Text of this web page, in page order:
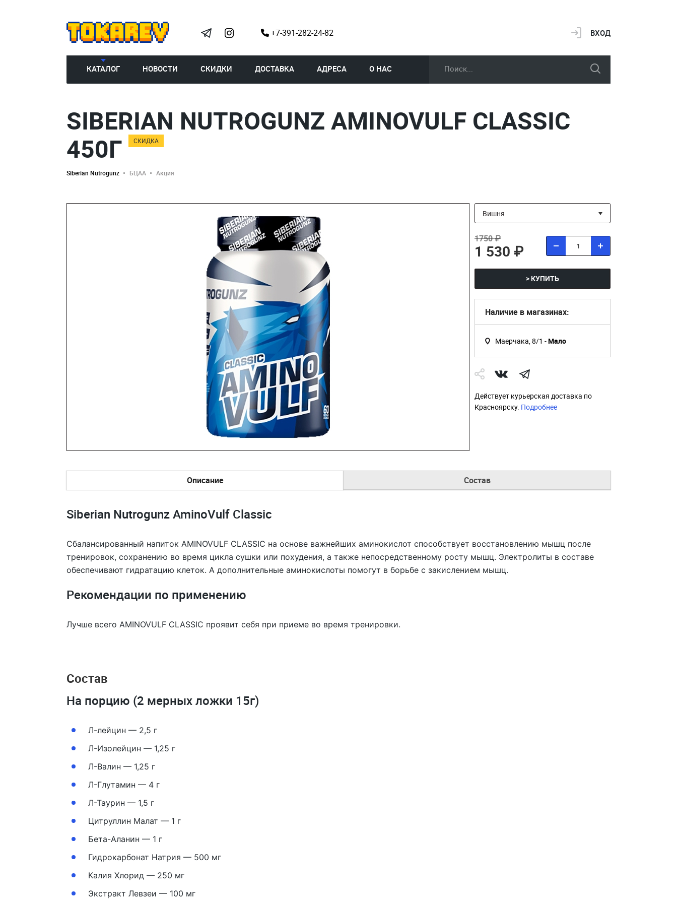
+7-391-282-24-82 ВХОД
КАТАЛОГ НОВОСТИ СКИДКИ ДОСТАВКА АДРЕСА О НАС
SIBERIAN NUTROGUNZ AMINOVULF CLASSIC
450Г
СКИДКА
Siberian Nutrogunz БЦАА Акция
1750 ₽
1 530 ₽
> КУПИТЬ
Наличие в магазинах:
Маерчака, 8/1 -Мало
Действует курьерская доставка по
Красноярску. Подробнее
Описание Состав
Siberian Nutrogunz AminoVulf Classic
Сбалансированный напиток AMINOVULF CLASSIC на основе важнейших аминокислот способствует восстановлению мышц после
тренировок, сохранению во время цикла сушки или похудения, а также непосредственному росту мышц. Электролиты в составе
обеспечивают гидратацию клеток. А дополнительные аминокислоты помогут в борьбе с закислением мышц.
Рекомендации по применению
Лучше всего AMINOVULF CLASSIC проявит себя при приеме во время тренировки.
Состав
На порцию (2 мерных ложки 15г)
Л-лейцин — 2,5 г
Л-Изолейцин — 1,25 г
Л-Валин — 1,25 г
Л-Глутамин — 4 г
Л-Таурин — 1,5 г
Цитруллин Малат — 1 г
Бета-Аланин — 1 г
Гидрокарбонат Натрия — 500 мг
Калия Хлорид — 250 мг
Экстракт Левзеи — 100 мг